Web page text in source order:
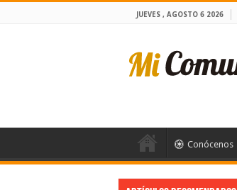
JUEVES , AGOSTO 6 2026
Conócenos